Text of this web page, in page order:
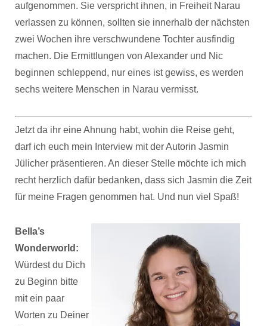
aufgenommen. Sie verspricht ihnen, in Freiheit Narau
verlassen zu können, sollten sie innerhalb der nächsten
zwei Wochen ihre verschwundene Tochter ausfindig
machen. Die Ermittlungen von Alexander und Nic
beginnen schleppend, nur eines ist gewiss, es werden
sechs weitere Menschen in Narau vermisst.
Jetzt da ihr eine Ahnung habt, wohin die Reise geht,
darf ich euch mein Interview mit der Autorin Jasmin
Jülicher präsentieren. An dieser Stelle möchte ich mich
recht herzlich dafür bedanken, dass sich Jasmin die Zeit
für meine Fragen genommen hat. Und nun viel Spaß!
Bella’s
Wonderworld:
Würdest du Dich
zu Beginn bitte
mit ein paar
Worten zu Deiner